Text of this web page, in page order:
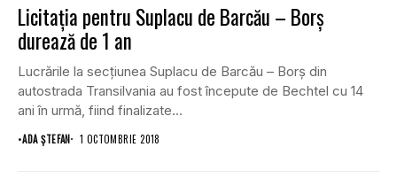
Licitaţia pentru Suplacu de Barcău – Borş
durează de 1 an
Lucrările la secţiunea Suplacu de Barcău – Borş din
autostrada Transilvania au fost începute de Bechtel cu 14
ani în urmă, fiind finalizate...
•ADA ȘTEFAN 1 OCTOMBRIE 2018